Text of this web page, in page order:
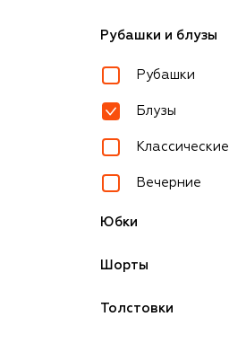
Рубашки и блузы
Рубашки
Блузы
Классические
Вечерние
Юбки
Шорты
Толстовки